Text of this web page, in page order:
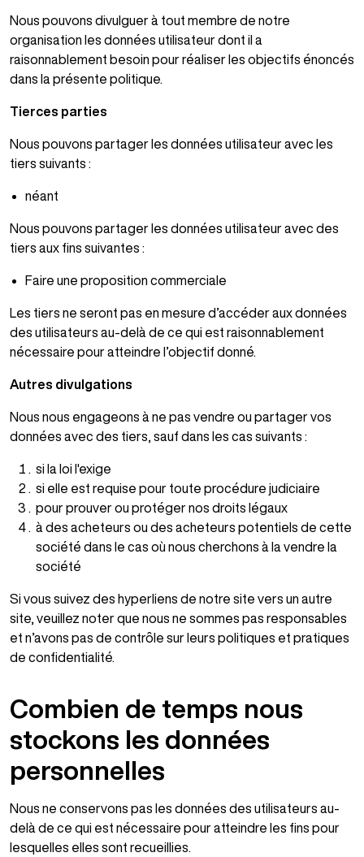
Nous pouvons divulguer à tout membre de notre
organisation les données utilisateur dont il a
raisonnablement besoin pour réaliser les objectifs énoncés
dans la présente politique.
Tierces parties
Nous pouvons partager les données utilisateur avec les
tiers suivants :
néant
Nous pouvons partager les données utilisateur avec des
tiers aux fins suivantes :
Faire une proposition commerciale
Les tiers ne seront pas en mesure d’accéder aux données
des utilisateurs au-delà de ce qui est raisonnablement
nécessaire pour atteindre l’objectif donné.
Autres divulgations
Nous nous engageons à ne pas vendre ou partager vos
données avec des tiers, sauf dans les cas suivants :
si la loi l'exige
si elle est requise pour toute procédure judiciaire
pour prouver ou protéger nos droits légaux
à des acheteurs ou des acheteurs potentiels de cette
société dans le cas où nous cherchons à la vendre la
société
Si vous suivez des hyperliens de notre site vers un autre
site, veuillez noter que nous ne sommes pas responsables
et n’avons pas de contrôle sur leurs politiques et pratiques
de confidentialité.
Combien de temps nous
stockons les données
personnelles
Nous ne conservons pas les données des utilisateurs au-
delà de ce qui est nécessaire pour atteindre les fins pour
lesquelles elles sont recueillies.